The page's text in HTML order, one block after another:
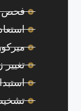
فحص
تغيير